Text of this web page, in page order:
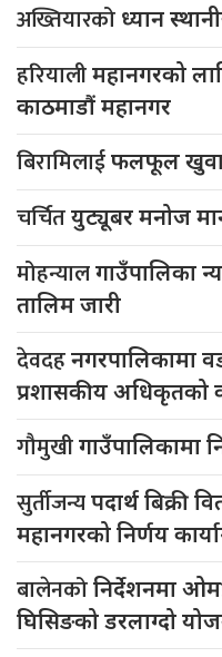
अख्तियारको ध्यान
हरियालीमहानगरको
काठमाडौं महानगर
बिरामिलाईफलफूल
चर्चितयुट्यूबर मनोज
मोहन्यालगाउँपालिका
तालिम जारी
देवदहनगरपालिकामा
प्रशासकीय अधिकृतको
गौमुखीगाउँपालिकामा
सुर्तीजन्यपदार्थ बिक्री
महानगरको निर्णय
बालेनकोनिर्देशनमा
घिसिङको डरलाग्दो